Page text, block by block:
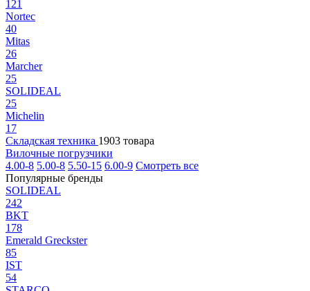
121
Nortec
40
Mitas
26
Marcher
25
SOLIDEAL
25
Michelin
17
Складская техника 1903 товара
Вилочные погрузчики
4.00-8 5.00-8 5.50-15 6.00-9 Смотреть все
Популярные бренды
SOLIDEAL
242
BKT
178
Emerald Greckster
85
IST
54